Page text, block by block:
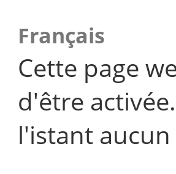
Français
Cette page
d'être
l'istant